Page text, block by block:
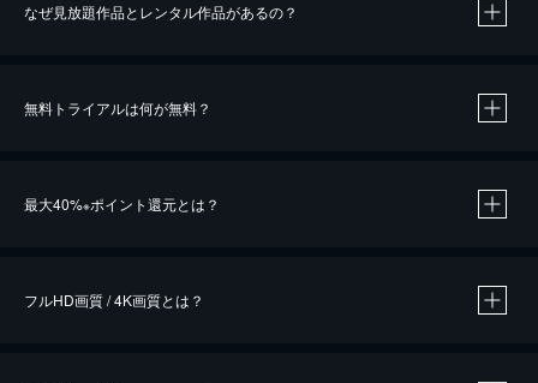
なぜ見放題作品とレンタル作品があるの？
無料トライアルは何が無料？
最大40%※ポイント還元とは？
フルHD画質 / 4K画質とは？